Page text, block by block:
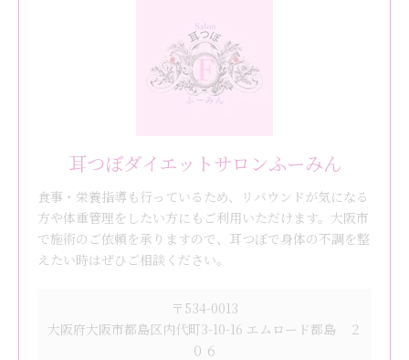
耳つぼダイエットサロンふーみん
食事・栄養指導も行っているため、リバウンドが気になる
方や体重管理をしたい方にもご利用いただけます。大阪市
で施術のご依頼を承りますので、耳つぼで身体の不調を整
えたい時はぜひご相談ください。
〒534-0013
大阪府大阪市都島区内代町3-10-16 エムロード都島 ２
０６